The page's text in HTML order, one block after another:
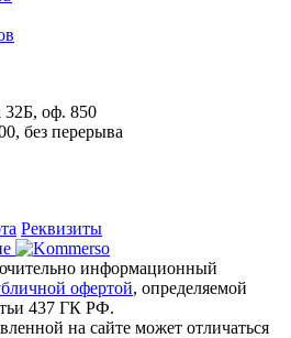
32Б, оф. 850
без перерыва
Реквизиты
информационный
офертой, определяемой
437 ГК РФ.
на сайте может отличаться